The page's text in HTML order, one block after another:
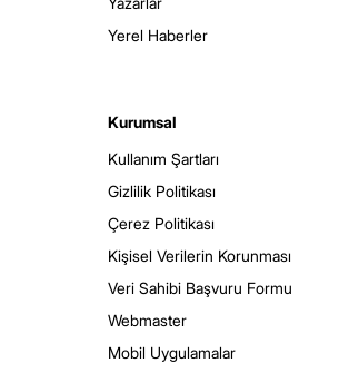
Yerel Haberler
Kurumsal
Kullanım Şartları
Gizlilik Politikası
Çerez Politikası
Kişisel Verilerin Korunması
Veri Sahibi Başvuru Formu
Webmaster
Mobil Uygulamalar